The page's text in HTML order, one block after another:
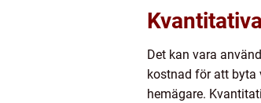
Det kan vara
kostnad för att byta
hemägare.